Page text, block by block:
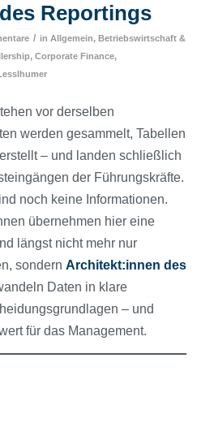
Reportings
/ in Allgemein, Betriebswirtschaft &
, Corporate Finance,
vor derselben
werden gesammelt, Tabellen
– und landen schließlich
der Führungskräfte.
noch keine Informationen.
übernehmen hier eine
längst nicht mehr nur
sondern Architekt:innen des
Daten in klare
– und
für das Management.